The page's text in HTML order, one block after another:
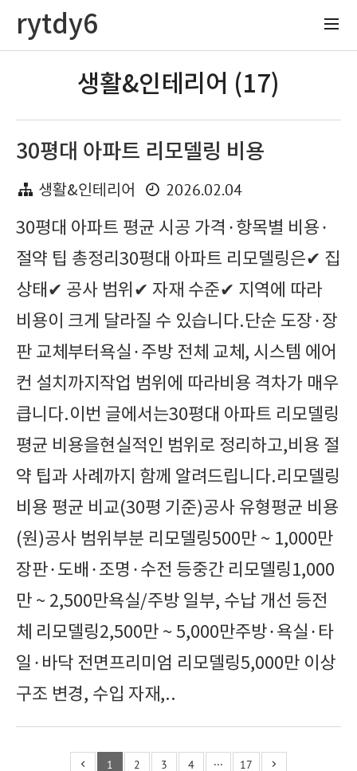
rytdy6
생활&인테리어 (17)
30평대 아파트 리모델링 비용
생활&인테리어
2026.02.04
30평대 아파트 평균 시공 가격·항목별 비용·
절약 팁 총정리30평대 아파트 리모델링은✔ 집
상태✔ 공사 범위✔ 자재 수준✔ 지역에 따라
비용이 크게 달라질 수 있습니다.단순 도장·장
판 교체부터욕실·주방 전체 교체, 시스템 에어
컨 설치까지작업 범위에 따라비용 격차가 매우
큽니다.이번 글에서는30평대 아파트 리모델링
평균 비용을현실적인 범위로 정리하고,비용 절
약 팁과 사례까지 함께 알려드립니다.리모델링
비용 평균 비교(30평 기준)공사 유형평균 비용
(원)공사 범위부분 리모델링500만 ~ 1,000만
장판·도배·조명·수전 등중간 리모델링1,000
만 ~ 2,500만욕실/주방 일부, 수납 개선 등전
체 리모델링2,500만 ~ 5,000만주방·욕실·타
일·바닥 전면프리미엄 리모델링5,000만 이상
구조 변경, 수입 자재,..
1 2 3 4 ··· 17